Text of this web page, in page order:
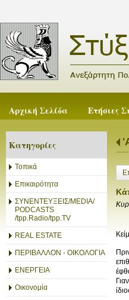
Αρχική Σελίδα Ετήσιες
Κατηγορίες
Τοπικά
Επικαιρότητα
ΣΥΝΕΝΤΕΥΞΕΙΣ/MEDIA/
PODCASTS
/tpp.Radio/tpp.TV
REAL ESTATE
ΠΕΡΙΒΑΛΛΟΝ - ΟΙΚΟΛΟΓΙΑ
ΕΝΕΡΓΕΙΑ
Οικονομία